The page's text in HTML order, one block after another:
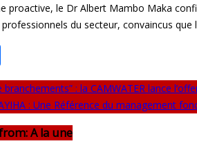
proactive, le Dr Albert Mambo Maka
professionnels du secteur, convaincus
: la CAMWATER lance
: Une Référence du management
A la une